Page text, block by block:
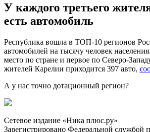
У каждого третьего
есть автомобиль
Республика вошла в ТОП-10 регионов
автомобилей на тысячу человек
место по стране и первое по Северо-
жителей Карелии приходится 397 авто,
А у нас точно дотационный регион?
Сетевое издание «Ника плюс.ру»
Зарегистрировано Федеральной службой